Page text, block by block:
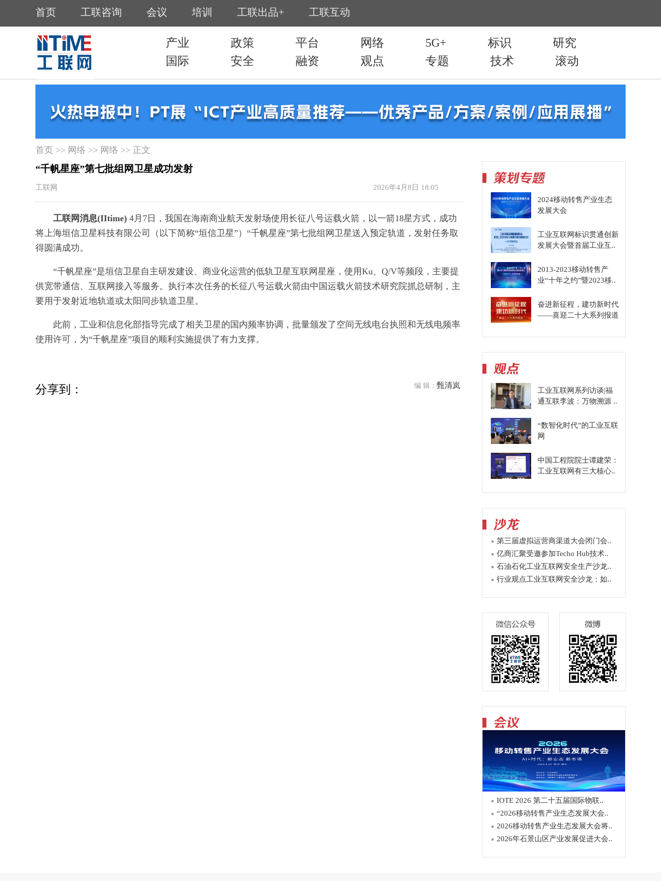
首页 >> 网络 >> 网络 >> 正文
“千帆星座”第七批组网卫星成功发射
工联网 2026年4月8日 18:05
工联网消息(IItime) 4月7日，我国在海南商业航天发射场使用长征八号运载火箭，以一箭18星方式，成功
将上海垣信卫星科技有限公司（以下简称“垣信卫星”）“千帆星座”第七批组网卫星送入预定轨道，发射任务取
得圆满成功。
“千帆星座”是垣信卫星自主研发建设、商业化运营的低轨卫星互联网星座，使用Ku、Q/V等频段，主要提
供宽带通信、互联网接入等服务。执行本次任务的长征八号运载火箭由中国运载火箭技术研究院抓总研制，主
要用于发射近地轨道或太阳同步轨道卫星。
此前，工业和信息化部指导完成了相关卫星的国内频率协调，批量颁发了空间无线电台执照和无线电频率
使用许可，为“千帆星座”项目的顺利实施提供了有力支撑。
编 辑： 甄清岚
分享到：
2024移动转售产业生态
发展大会
工业互联网标识贯通创新
发展大会暨首届工业互..
2013-2023移动转售产
业“十年之约”暨2023移..
奋进新征程，建功新时代
——喜迎二十大系列报道
工业互联网系列访谈|福
通互联李波：万物溯源 ..
“数智化时代”的工业互联
网
中国工程院院士谭建荣：
工业互联网有三大核心..
第三届虚拟运营商渠道大会闭门会..
亿商汇聚受邀参加Techo Hub技术..
石油石化工业互联网安全生产沙龙..
行业观点工业互联网安全沙龙：如..
IOTE 2026 第二十五届国际物联..
“2026移动转售产业生态发展大会..
2026移动转售产业生态发展大会将..
2026年石景山区产业发展促进大会..